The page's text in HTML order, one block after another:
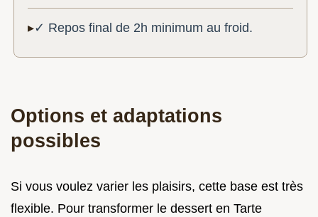
✓ Repos final de 2h minimum au froid.
Options et adaptations
possibles
Si vous voulez varier les plaisirs, cette base est très
flexible. Pour transformer le dessert en Tarte